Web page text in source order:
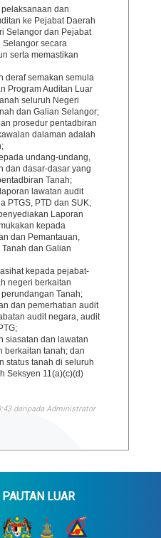
dan
ke Pejabat Daerah
Selangor dan Pejabat
Selangor secara
serta memastikan
deraf semakan semula
Program Auditan Luar
seluruh Negeri
dan Galian Selangor;
prosedur pentadbiran
dalaman adalah
undang-undang,
dan dasar-dasar yang
Tanah;
lawatan audit
PTGS, PTD dan SUK;
Laporan
kepada
dan Pemantauan,
dan Galian
kepada pejabat-
negeri berkaitan
Tanah;
dan pemerhatian audit
audit negara, audit
siasatan dan lawatan
berkaitan tanah; dan
status tanah di seluruh
Seksyen 11(a)(c)(d)
daripada Administrator
PAUTAN LUAR